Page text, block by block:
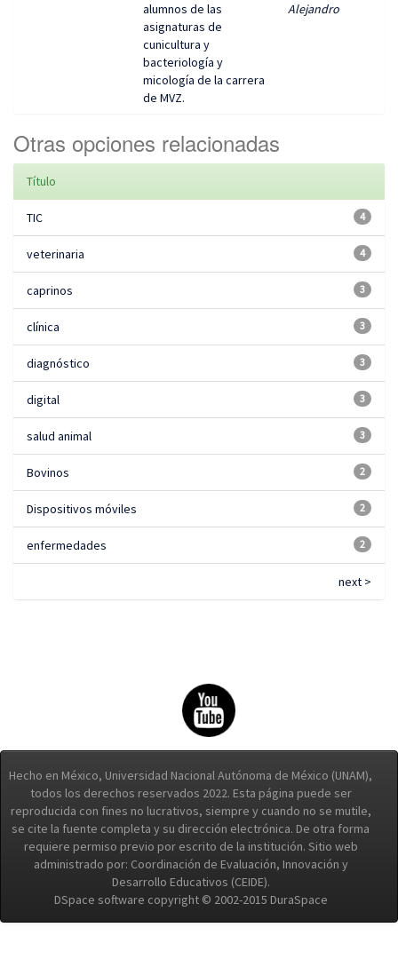
alumnos de las
asignaturas de
cunicultura y
bacteriología y
micología de la carrera
de MVZ.
Alejandro
Otras opciones relacionadas
Título
4
TIC
4
veterinaria
3
caprinos
3
clínica
3
diagnóstico
3
digital
3
salud animal
2
Bovinos
2
Dispositivos móviles
2
enfermedades
next >
Hecho en México, Universidad Nacional Autónoma de México (UNAM),
todos los derechos reservados 2022. Esta página puede ser
reproducida con fines no lucrativos, siempre y cuando no se mutile,
se cite la fuente completa y su dirección electrónica. De otra forma
requiere permiso previo por escrito de la institución. Sitio web
administrado por: Coordinación de Evaluación, Innovación y
Desarrollo Educativos (CEIDE).
DSpace software copyright © 2002-2015 DuraSpace